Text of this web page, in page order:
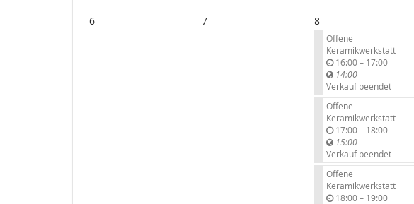
6 7 8
Offene
Keramikwerkstatt
16:00–b
s
17:00
14:00
Verkauf beendet
Offene
Keramikwerkstatt
17:00–b
s
18:00
15:00
Verkauf beendet
Offene
Keramikwerkstatt
18:00–b19:00